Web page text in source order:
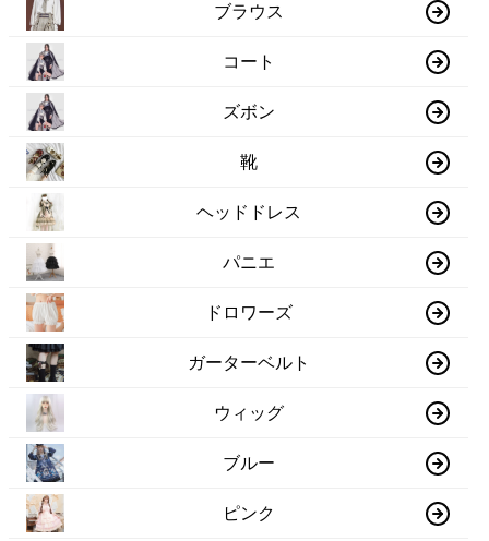
ブラウス
コート
ズボン
靴
ヘッドドレス
パニエ
ドロワーズ
ガーターベルト
ウィッグ
ブルー
ピンク